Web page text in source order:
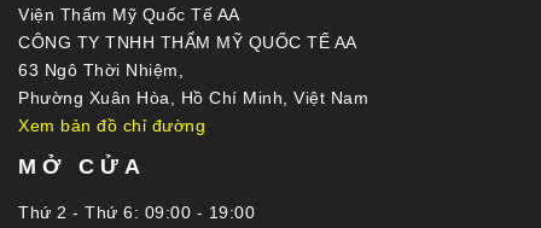
Viện Thẩm Mỹ Quốc Tế AA
CÔNG TY TNHH THẨM MỸ QUỐC TẾ AA
63 Ngô Thời Nhiệm,
Phường Xuân Hòa, Hồ Chí Minh, Việt Nam
Xem bản đồ chỉ đường
MỞ CỬA
Thứ 2 - Thứ 6: 09:00 - 19:00